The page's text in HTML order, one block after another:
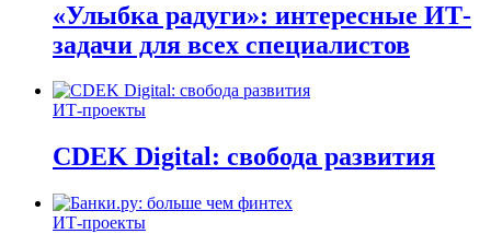
«Улыбка радуги»: интересные ИТ-
задачи для всех специалистов
ИТ-проекты
CDEK Digital: свобода развития
ИТ-проекты